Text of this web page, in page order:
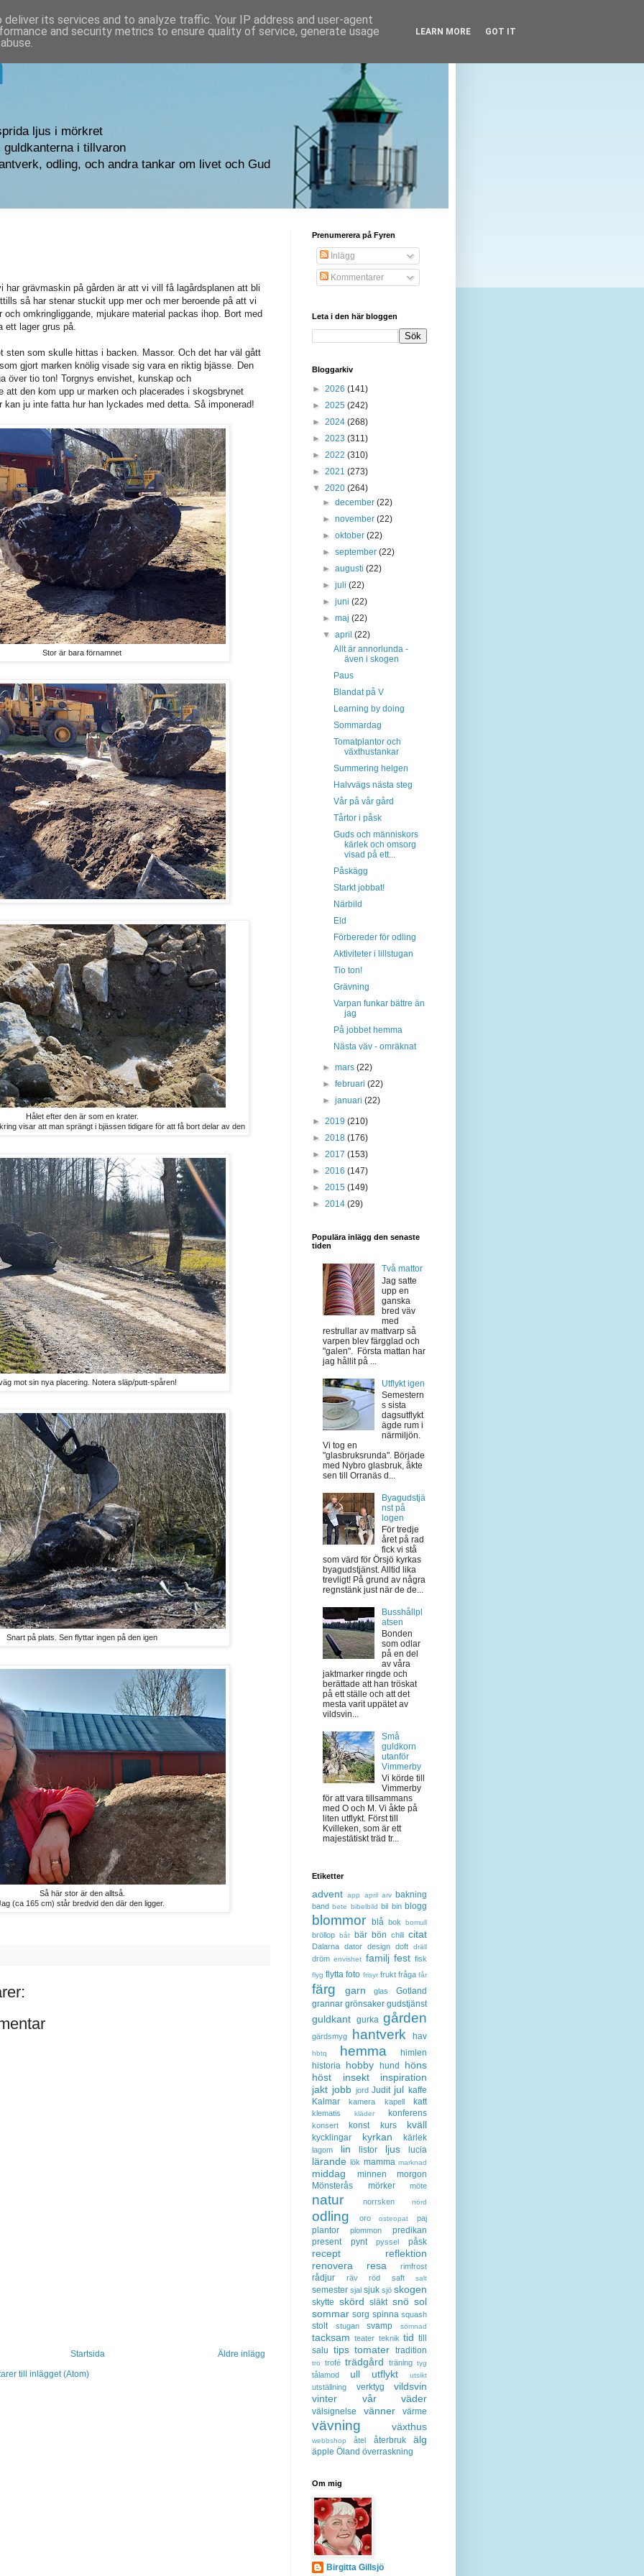
ljus i mörkret
guldkanterna i tillvaron
odling, och andra tankar om livet och Gud
har grävmaskin på gården är att vi vill få lagårdsplanen att bli
så har stenar stuckit upp mer och mer beroende på att vi
och omkringliggande, mjukare material packas ihop. Bort med
lager grus på.
sten som skulle hittas i backen. Massor. Och det har väl gått
gjort marken knölig visade sig vara en riktig bjässe. Den
över tio ton! Torgnys envishet, kunskap och
att den kom upp ur marken och placerades i skogsbrynet
kan ju inte fatta hur han lyckades med detta. Så imponerad!
Stor är bara förnamnet
Hålet efter den är som en krater.
visar att man sprängt i bjässen tidigare för att få bort delar av den
mot sin nya placering. Notera släp/putt-spåren!
Snart på plats. Sen flyttar ingen på den igen
Så här stor är den alltså.
(ca 165 cm) står bredvid den där den ligger.
Äldre inlägg
Startsida
till inlägget (Atom)
Prenumerera på Fyren
Inlägg
Kommentarer
Leta i den här bloggen
Bloggarkiv
► 2026 (141)
► 2025 (242)
► 2024 (268)
► 2023 (311)
► 2022 (310)
► 2021 (273)
▼ 2020 (264)
►december(22)
►november(22)
►oktober(22)
►september(22)
►augusti(22)
►juli(22)
►juni(22)
►maj(22)
▼april(22)
Allt är annorlunda -
även i skogen
Paus
Blandat på V
Learning by doing
Sommardag
Tomatplantor och
växthustankar
Summering helgen
Halvvägs nästa steg
Vår på vår gård
Tårtor i påsk
Guds och människors
kärlek och omsorg
visad på ett...
Påskägg
Starkt jobbat!
Närbild
Eld
Förbereder för odling
Aktiviteter i lillstugan
Tio ton!
Grävning
Varpan funkar bättre än
jag
På jobbet hemma
Nästa väv - omräknat
►mars(22)
►februari(22)
►januari(22)
► 2019 (210)
► 2018 (176)
► 2017 (153)
► 2016 (147)
► 2015 (149)
► 2014 (29)
Populära inlägg den senaste
tiden
Två mattor
Jag satte
upp en
ganska
bred väv
med
restrullar av mattvarp så
varpen blev färgglad och
"galen". Första mattan har
jag hållit på ...
Utflykt igen
Semestern
s sista
dagsutflykt
ägde rum i
närmiljön.
Vi tog en
"glasbruksrunda". Började
med Nybro glasbruk, åkte
sen till Orranäs d...
Byagudstjä
nst på
logen
För tredje
året på rad
fick vi stå
som värd för Örsjö kyrkas
byagudstjänst. Alltid lika
trevligt! På grund av några
regnstänk just när de de...
Busshållpl
atsen
Bonden
som odlar
på en del
av våra
jaktmarker ringde och
berättade att han tröskat
på ett ställe och att det
mesta varit uppätet av
vildsvin...
Små
guldkorn
utanför
Vimmerby
Vi körde till
Vimmerby
för att vara tillsammans
med O och M. Vi åkte på
liten utflykt. Först till
Kvilleken, som är ett
majestätiskt träd tr...
Etiketter
advent app april arv bakning
band bete bibelbild bil bin blogg
blommor blå bok bomull
bröllop båt bär bön chili citat
Dalarna dator design doft dräll
dröm envishet familj fest fisk
flyg flytta foto frisyr frukt fråga får
färg garn glas
Gotland
grannar grönsaker gudstjänst
guldkant gurka gården
gärdsmyg hantverk hav
hbtq hemma
himlen
historia hobby hund
höns
höst
insekt
inspiration
jakt jobb jord Judit jul kaffe
Kalmar
kamera kapell katt
klematis kläder konferens
konsert konst kurs kväll
kycklingar kyrkan kärlek
lagom lin listor ljus lucia
lärande lök mamma marknad
middag minnen
morgon
Mönsterås
mörker möte
natur norrsken nörd
odling oro osteopat paj
plantor plommon
predikan
present
pynt pyssel påsk
recept
reflektion
renovera
resa rimfrost
rådjur räv röd saft salt
semester sjal sjuk sjö skogen
skytte skörd släkt snö sol
sommar sorg spinna squash
stolt stugan svamp sömnad
tacksam teater teknik tid till
salu tips tomater tradition
tro trofé trädgård träning tyg
tålamod ull utflykt utsikt
utställning verktyg
vildsvin
vinter
vår väder
välsignelse vänner värme
vävning växthus
webbshop åtel återbruk älg
äpple Öland överraskning
Om mig
Birgitta Gillsjö
its services and to analyze traffic. Your IP address and user-agent
and security metrics to ensure quality of service, generate usage
LEARN MORE GOT IT